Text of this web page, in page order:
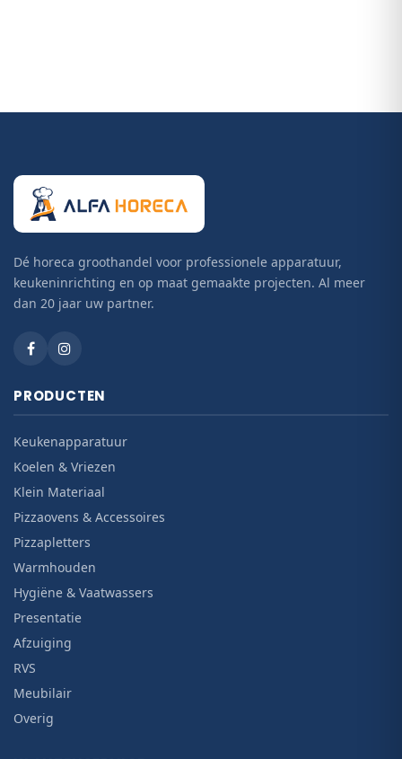
Dé horeca groothandel voor professionele apparatuur,
keukeninrichting en op maat gemaakte projecten. Al meer
dan 20 jaar uw partner.
PRODUCTEN
Keukenapparatuur
Koelen & Vriezen
Klein Materiaal
Pizzaovens & Accessoires
Pizzapletters
Warmhouden
Hygiëne & Vaatwassers
Presentatie
Afzuiging
RVS
Meubilair
Overig